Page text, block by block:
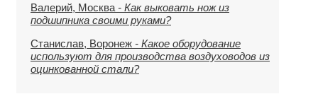
Валерий, Москва - Как выковать нож из
подшипника своими руками?
Станислав, Воронеж - Какое оборудование
используют для производства воздуховодов из
оцинкованной стали?